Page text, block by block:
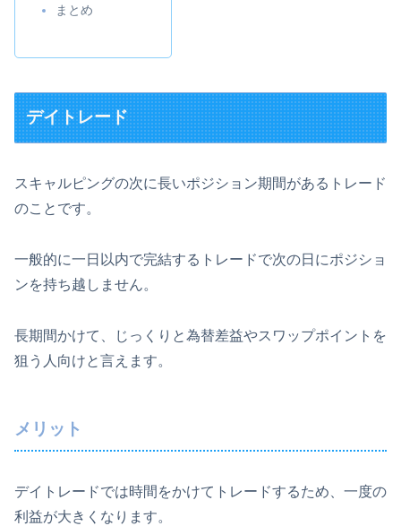
まとめ
デイトレード
スキャルピングの次に長いポジション期間があるトレード
のことです。
一般的に一日以内で完結するトレードで次の日にポジショ
ンを持ち越しません。
長期間かけて、じっくりと為替差益やスワップポイントを
狙う人向けと言えます。
メリット
デイトレードでは時間をかけてトレードするため、一度の
利益が大きくなります。